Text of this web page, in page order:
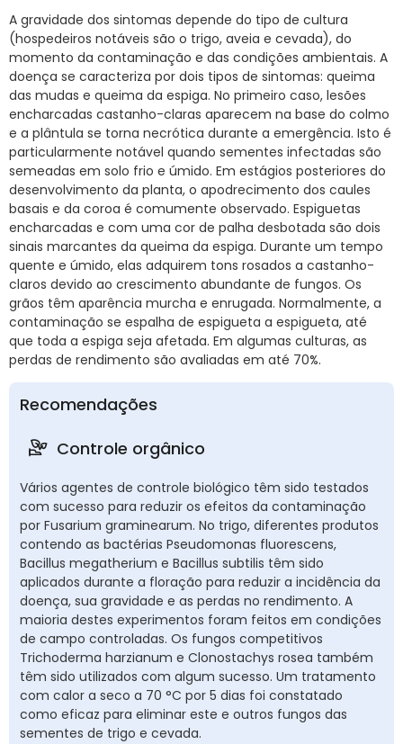
A gravidade dos sintomas depende do tipo de cultura
(hospedeiros notáveis são o trigo, aveia e cevada), do
momento da contaminação e das condições ambientais. A
doença se caracteriza por dois tipos de sintomas: queima
das mudas e queima da espiga. No primeiro caso, lesões
encharcadas castanho-claras aparecem na base do colmo
e a plântula se torna necrótica durante a emergência. Isto é
particularmente notável quando sementes infectadas são
semeadas em solo frio e úmido. Em estágios posteriores do
desenvolvimento da planta, o apodrecimento dos caules
basais e da coroa é comumente observado. Espiguetas
encharcadas e com uma cor de palha desbotada são dois
sinais marcantes da queima da espiga. Durante um tempo
quente e úmido, elas adquirem tons rosados a castanho-
claros devido ao crescimento abundante de fungos. Os
grãos têm aparência murcha e enrugada. Normalmente, a
contaminação se espalha de espigueta a espigueta, até
que toda a espiga seja afetada. Em algumas culturas, as
perdas de rendimento são avaliadas em até 70%.
Recomendações
Controle orgânico
Vários agentes de controle biológico têm sido testados
com sucesso para reduzir os efeitos da contaminação
por Fusarium graminearum. No trigo, diferentes produtos
contendo as bactérias Pseudomonas fluorescens,
Bacillus megatherium e Bacillus subtilis têm sido
aplicados durante a floração para reduzir a incidência da
doença, sua gravidade e as perdas no rendimento. A
maioria destes experimentos foram feitos em condições
de campo controladas. Os fungos competitivos
Trichoderma harzianum e Clonostachys rosea também
têm sido utilizados com algum sucesso. Um tratamento
com calor a seco a 70 °C por 5 dias foi constatado
como eficaz para eliminar este e outros fungos das
sementes de trigo e cevada.